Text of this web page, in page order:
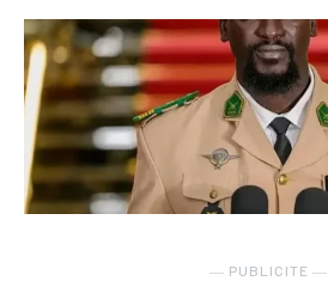
― PUBLICITE ―